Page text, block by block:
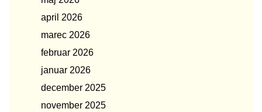
april 2026
marec 2026
februar 2026
januar 2026
december 2025
november 2025